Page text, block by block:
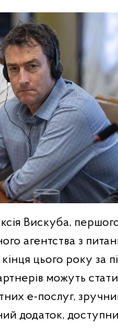
Вискуба,
агентства з
цього року за
можуть
е-послуг,
додаток,